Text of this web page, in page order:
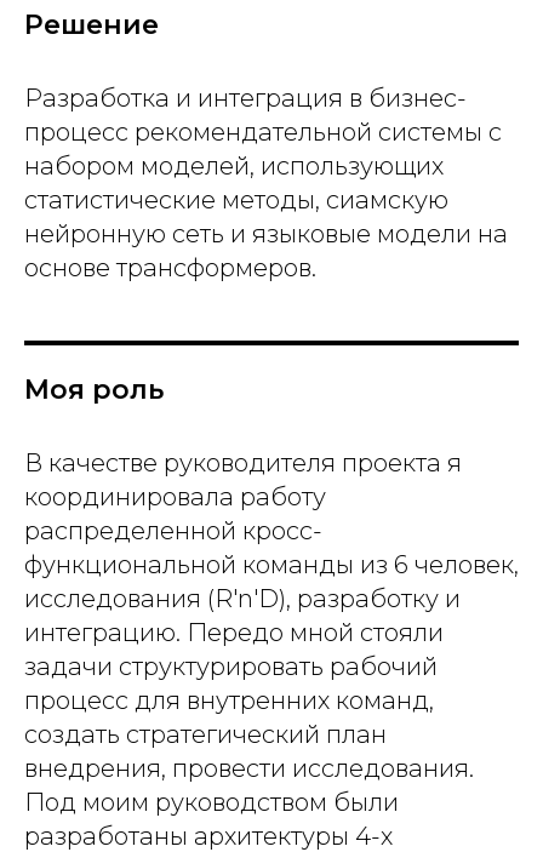
Решение
Разработка и интеграция в бизнес-
процесс рекомендательной системы с
набором моделей, использующих
статистические методы, сиамскую
нейронную сеть и языковые модели на
основе трансформеров.
Моя роль
В качестве руководителя проекта я
координировала работу
распределенной кросс-
функциональной команды из 6 человек,
исследования (R'n'D), разработку и
интеграцию. Передо мной стояли
задачи структурировать рабочий
процесс для внутренних команд,
создать стратегический план
внедрения, провести исследования.
Под моим руководством были
разработаны архитектуры 4-х